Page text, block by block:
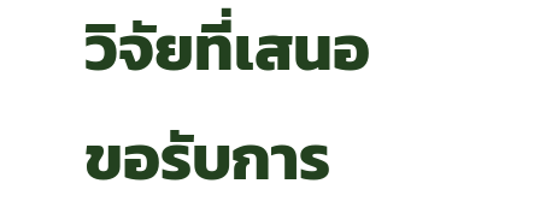
วิจัยที่เสนอ
ขอรับการ